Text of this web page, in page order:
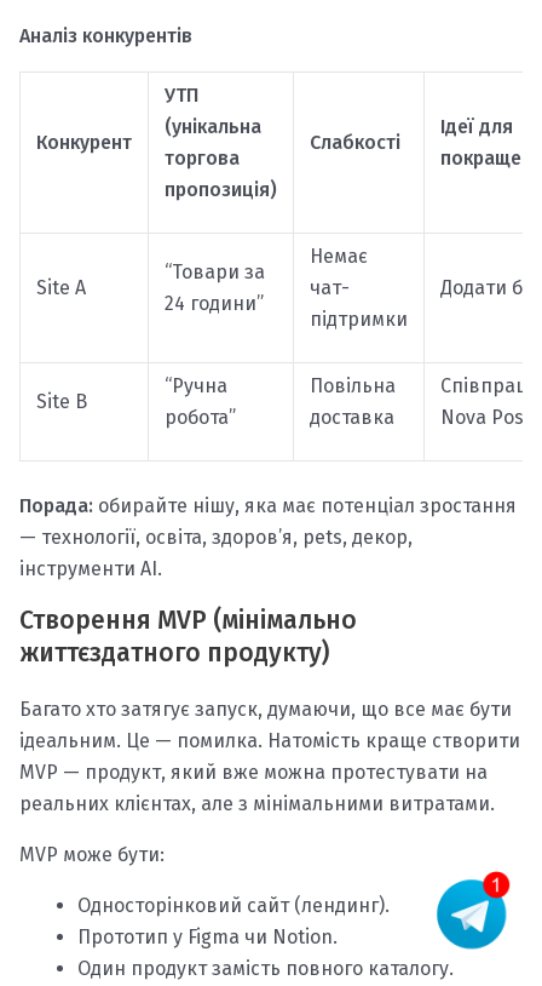
Аналіз конкурентів
Конкурент
УТП
(унікальна
торгова
пропозиція)
Слабкості
Ідеї для
Site A
“Товари за
24 години”
Немає
чат-
підтримки
Додати бот
Site B
“Ручна
робота”
Повільна
доставка
Співпраця
Nova
Порада: обирайте нішу, яка має потенціал зростання
— технології, освіта, здоров’я, pets, декор,
інструменти AI.
Створення MVP (мінімально
життєздатного продукту)
Багато хто затягує запуск, думаючи, що все має бути
ідеальним. Це — помилка. Натомість краще створити
MVP — продукт, який вже можна протестувати на
реальних клієнтах, але з мінімальними витратами.
MVP може бути:
Односторінковий сайт (лендинг).
Прототип у Figma чи Notion.
Один продукт замість повного каталогу.